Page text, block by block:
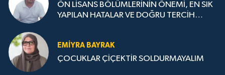
ÖN LİSANS BÖLÜMLERİNİN ÖNEMİ, EN SIK
YAPILAN HATALAR VE DOĞRU TERCİH
EMIYRA BAYRAK
ÇOCUKLAR ÇİÇEKTİR SOLDURMAYALIM